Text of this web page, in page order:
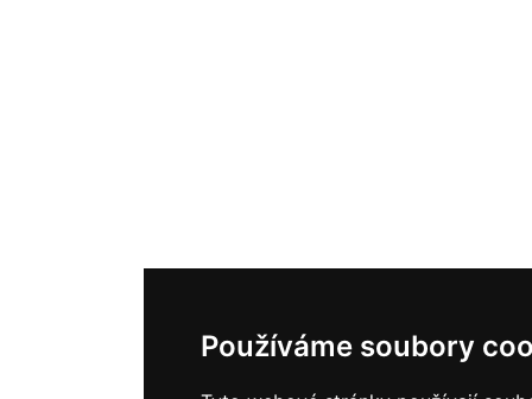
Používáme soubory